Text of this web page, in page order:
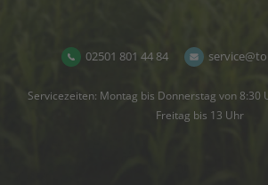
02501 801 44 84
Servicezeiten: Montag bis Donnerstag von 8:30
Freitag bis 13 Uhr